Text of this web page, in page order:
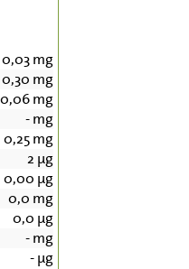
0,03mg
0,30 mg
0,06mg
-mg
0,25mg
2 µg
0,00 µg
0,0 mg
0,0 µg
-mg
-µg